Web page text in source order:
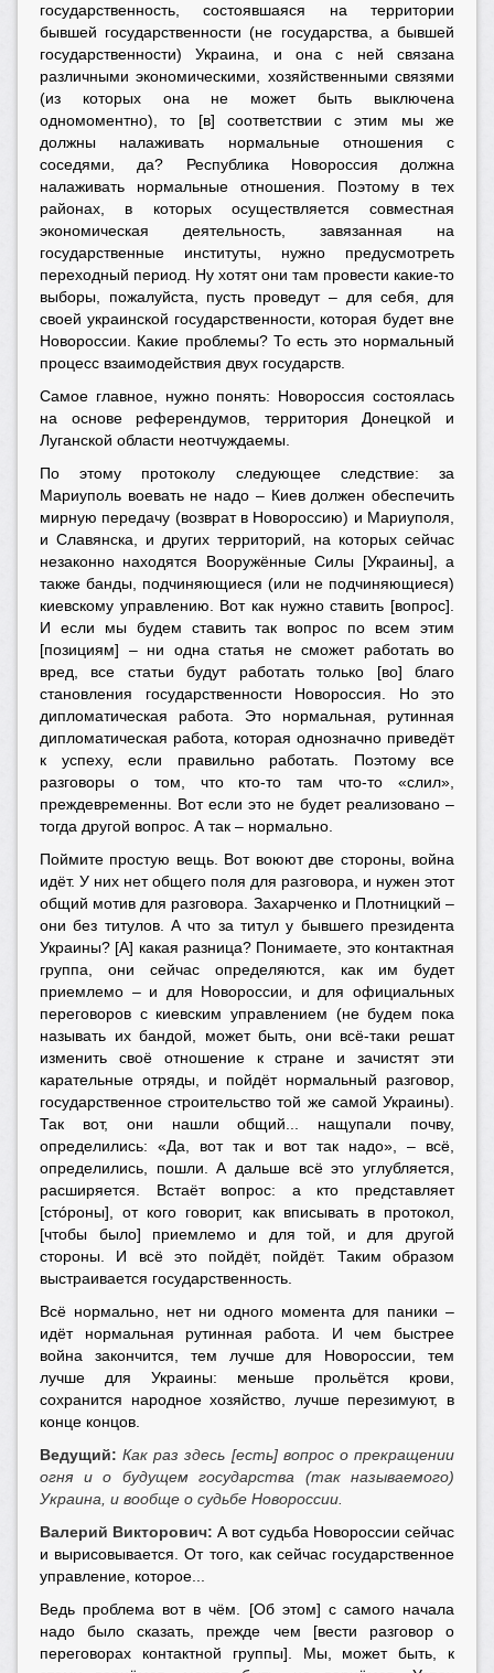
государственность, состоявшаяся на территории
бывшей государственности (не государства, а бывшей
государственности) Украина, и она с ней связана
различными экономическими, хозяйственными связями
(из которых она не может быть выключена
одномоментно), то [в] соответствии с этим мы же
должны налаживать нормальные отношения с
соседями, да? Республика Новороссия должна
налаживать нормальные отношения. Поэтому в тех
районах, в которых осуществляется совместная
экономическая деятельность, завязанная на
государственные институты, нужно предусмотреть
переходный период. Ну хотят они там провести какие-то
выборы, пожалуйста, пусть проведут – для себя, для
своей украинской государственности, которая будет вне
Новороссии. Какие проблемы? То есть это нормальный
процесс взаимодействия двух государств.
Самое главное, нужно понять: Новороссия состоялась
на основе референдумов, территория Донецкой и
Луганской области неотчуждаемы.
По этому протоколу следующее следствие: за
Мариуполь воевать не надо – Киев должен обеспечить
мирную передачу (возврат в Новороссию) и Мариуполя,
и Славянска, и других территорий, на которых сейчас
незаконно находятся Вооружённые Силы [Украины], а
также банды, подчиняющиеся (или не подчиняющиеся)
киевскому управлению. Вот как нужно ставить [вопрос].
И если мы будем ставить так вопрос по всем этим
[позициям] – ни одна статья не сможет работать во
вред, все статьи будут работать только [во] благо
становления государственности Новороссия. Но это
дипломатическая работа. Это нормальная, рутинная
дипломатическая работа, которая однозначно приведёт
к успеху, если правильно работать. Поэтому все
разговоры о том, что кто-то там что-то «слил»,
преждевременны. Вот если это не будет реализовано –
тогда другой вопрос. А так – нормально.
Поймите простую вещь. Вот воюют две стороны, война
идёт. У них нет общего поля для разговора, и нужен этот
общий мотив для разговора. Захарченко и Плотницкий –
они без титулов. А что за титул у бывшего президента
Украины? [А] какая разница? Понимаете, это контактная
группа, они сейчас определяются, как им будет
приемлемо – и для Новороссии, и для официальных
переговоров с киевским управлением (не будем пока
называть их бандой, может быть, они всё-таки решат
изменить своё отношение к стране и зачистят эти
карательные отряды, и пойдёт нормальный разговор,
государственное строительство той же самой Украины).
Так вот, они нашли общий... нащупали почву,
определились: «Да, вот так и вот так надо», – всё,
определились, пошли. А дальше всё это углубляется,
расширяется. Встаёт вопрос: а кто представляет
[стóроны], от кого говорит, как вписывать в протокол,
[чтобы было] приемлемо и для той, и для другой
стороны. И всё это пойдёт, пойдёт. Таким образом
выстраивается государственность.
Всё нормально, нет ни одного момента для паники –
идёт нормальная рутинная работа. И чем быстрее
война закончится, тем лучше для Новороссии, тем
лучше для Украины: меньше прольётся крови,
сохранится народное хозяйство, лучше перезимуют, в
конце концов.
Ведущий:Как раз здесь [есть] вопрос о прекращении
огня и о будущем государства (так называемого)
Украина, и вообще о судьбе Новороссии.
Валерий Викторович: А вот судьба Новороссии сейчас
и вырисовывается. От того, как сейчас государственное
управление, которое...
Ведь проблема вот в чём. [Об этом] с самого начала
надо было сказать, прежде чем [вести разговор о
переговорах контактной группы]. Мы, может быть, к